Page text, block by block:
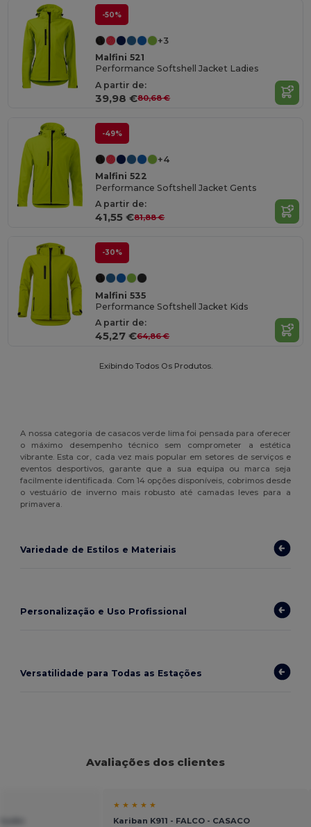
-50%
+3
Malfini 521
Performance Softshell Jacket Ladies
A partir de:
39,98 €80,68 €
-49%
+4
Malfini 522
Performance Softshell Jacket Gents
A partir de:
41,55 €81,88 €
-30%
Malfini 535
Performance Softshell Jacket Kids
A partir de:
45,27 €64,86 €
Exibindo Todos Os Produtos.
A nossa categoria de casacos verde lima foi pensada para oferecer
o máximo desempenho técnico sem comprometer a estética
vibrante. Esta cor, cada vez mais popular em setores de serviços e
eventos desportivos, garante que a sua equipa ou marca seja
facilmente identificada. Com 14 opções disponíveis, cobrimos desde
o vestuário de inverno mais robusto até camadas leves para a
primavera.
Variedade de Estilos e Materiais
Personalização e Uso Profissional
Versatilidade para Todas as Estações
Avaliações dos clientes
★ ★ ★ ★ ★
Kariban K911 - FALCO - CASACO